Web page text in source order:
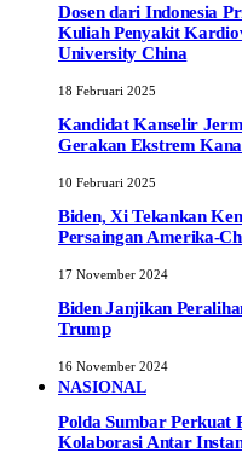
Dosen dari Indonesia
Kuliah Penyakit
University China
18 Februari 2025
Kandidat Kanselir
Gerakan Ekstrem
10 Februari 2025
Biden, Xi Tekankan
Persaingan Amerika-
17 November 2024
Biden Janjikan
Trump
16 November 2024
NASIONAL
Polda Sumbar Perkuat
Kolaborasi Antar